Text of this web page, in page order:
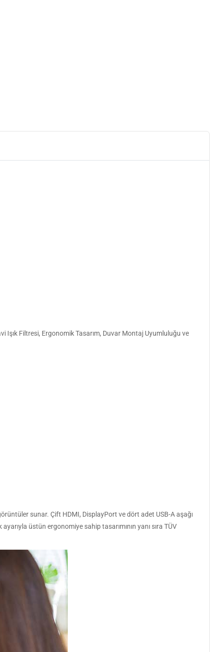
Işık Filtresi, Ergonomik Tasarım, Duvar Montaj Uyumluluğu ve
sunar. Çift HDMI, DisplayPort ve dört adet USB-A aşağı
üstün ergonomiye sahip tasarımının yanı sıra TÜV